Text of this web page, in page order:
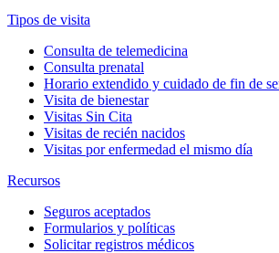
Tipos de visita
Consulta de telemedicina
Consulta prenatal
Horario extendido y cuidado de fin de
Visita de bienestar
Visitas Sin Cita
Visitas de recién nacidos
Visitas por enfermedad el mismo día
Recursos
Seguros aceptados
Formularios y políticas
Solicitar registros médicos